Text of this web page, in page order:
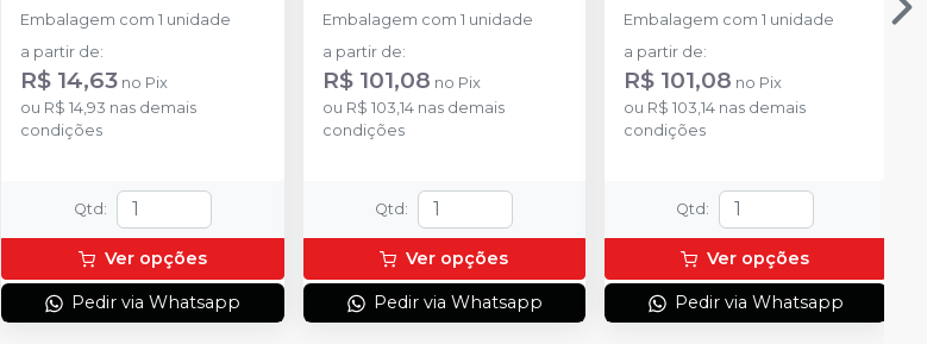
Embalagem com 1 unidade
a partir de:
R$ 14,63 no Pix
ou R$ 14,93 nas demais
condições
Qtd :
Ver opções
Pedir via Whatsapp
Embalagem com 1 unidade
a partir de:
R$ 101,08 no Pix
ou R$ 103,14nas demais
condições
Qtd :
Ver opções
Pedir via Whatsapp
Embalagem com 1 unidade
a partir de:
R$ 101,08 no Pix
ou R$ 103,14nas demais
condições
Qtd :
Ver opções
Pedir via Whatsapp